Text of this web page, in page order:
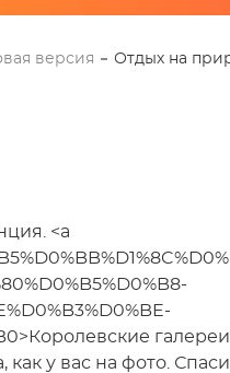
версия Отдых на
<a
как у вас на фото.